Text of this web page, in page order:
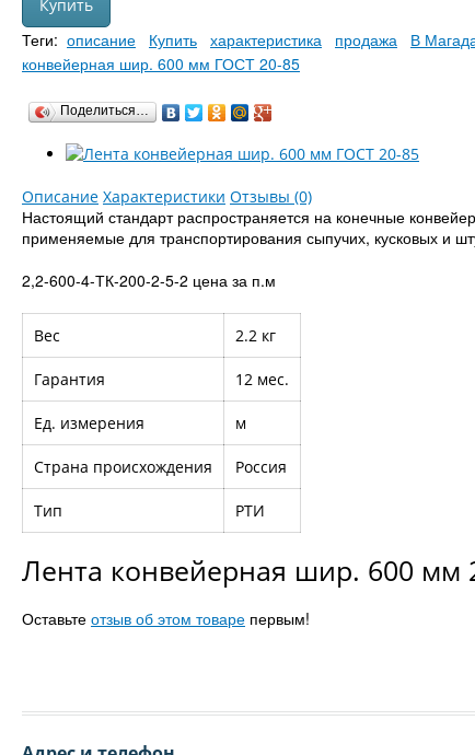
Теги: описание Купить характеристика продажа В
конвейерная шир. 600 мм ГОСТ 20-85
Поделиться…
Описание Характеристики Отзывы (0)
Настоящий стандарт распространяется на конечные
применяемые для транспортирования сыпучих, кусковых и
2,2-600-4-ТК-200-2-5-2 цена за п.м
Вес 2.2 кг
Гарантия 12 мес.
Ед. измерения м
Страна происхождения Россия
Тип РТИ
Лента конвейерная шир. 600 мм
Оставьте отзыв об этом товаре первым!